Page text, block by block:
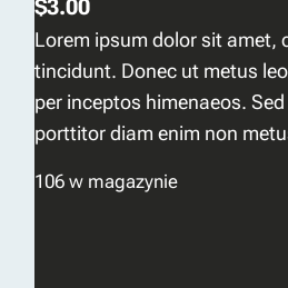
$3.00
Lorem ipsum dolor sit amet,
tincidunt. Donec ut metus
per inceptos himenaeos.
porttitor diam enim non
106 w magazynie